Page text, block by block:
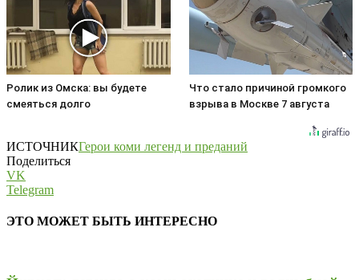
Ролик из Омска: вы будете
смеяться долго
Что стало причиной громкого
взрыва в Москве 7 августа
ИСТОЧНИКГерои коми легенд и преданий
Поделиться
VK
Telegram
ЭТО МОЖЕТ БЫТЬ ИНТЕРЕСНО